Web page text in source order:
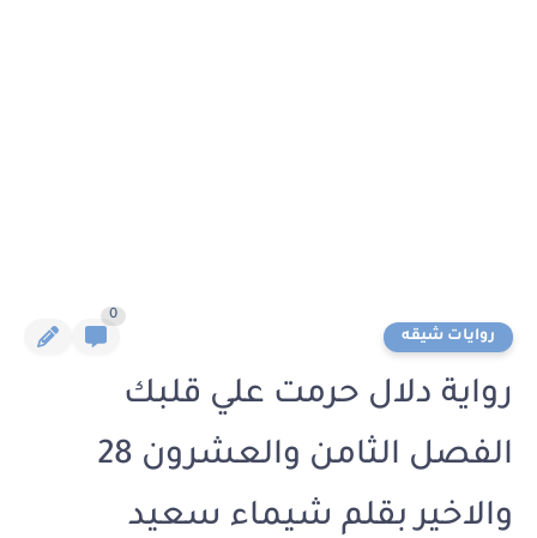
روايات شيقه
0
رواية دلال حرمت علي قلبك
الفصل الثامن والعشرون 28
والاخير بقلم شيماء سعيد